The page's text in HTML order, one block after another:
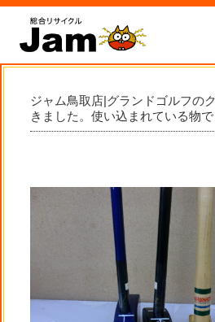
ジャム鳥取店|グランドゴルフの
きました。使い込まれている物で